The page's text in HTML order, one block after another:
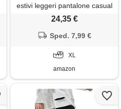
estivi leggeri pantalone casual
vita elastica casual pantalone
larghi pantaloni uomo lino
estivi
24,35 €
Sped. 7,99 €
XL
amazon